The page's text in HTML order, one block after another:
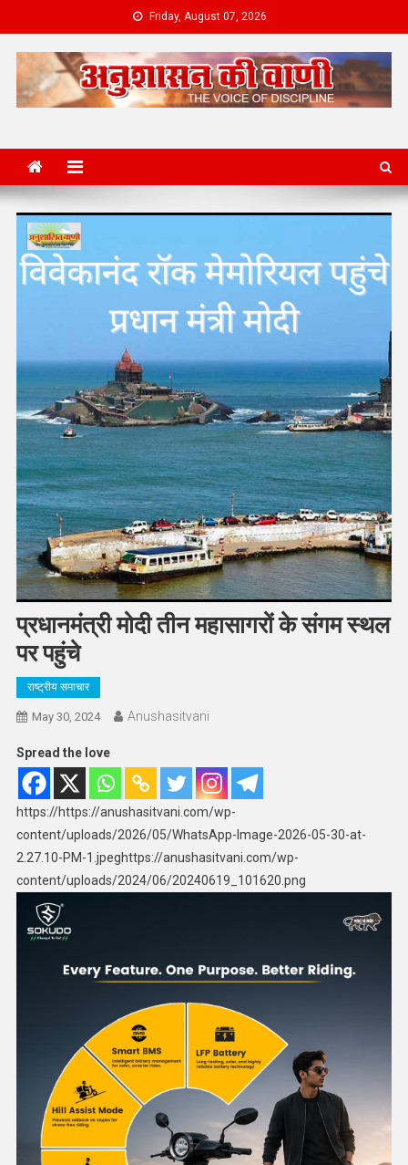
to
content
Friday, August 07, 2026
प्रधानमंत्री मोदी तीन महासागरों के संगम स्थल
पर पहुंचे
राष्ट्रीय समाचार
May 30, 2024 Anushasitvani
Spread the love
https://https://anushasitvani.com/wp-
content/uploads/2026/05/WhatsApp-Image-2026-05-30-at-
2.27.10-PM-1.jpeghttps://anushasitvani.com/wp-
content/uploads/2024/06/20240619_101620.png